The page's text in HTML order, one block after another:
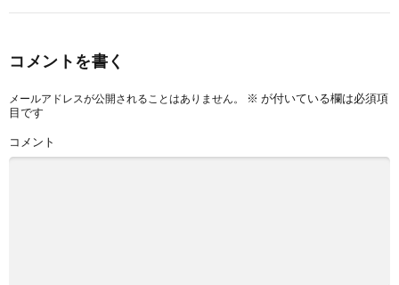
コメントを書く
メールアドレスが公開されることはありません。 ※ が付いている欄は必須項
目です
コメント